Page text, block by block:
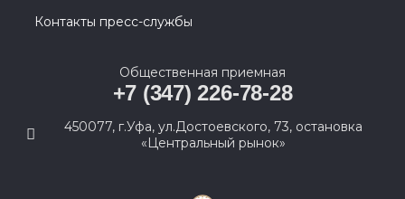
Контакты пресс-службы
Общественная приемная
+7 (347) 226-78-28
450077, г.Уфа, ул.Достоевского, 73, остановка
«Центральный рынок»